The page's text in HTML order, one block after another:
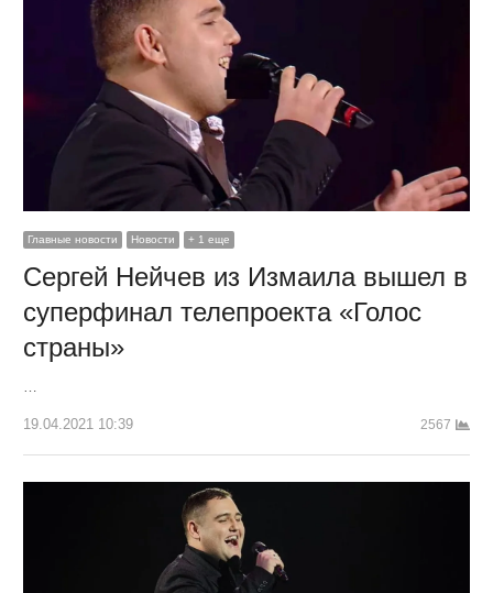
Главные новости Новости + 1 еще
Сергей Нейчев из Измаила вышел в
суперфинал телепроекта «Голос
страны»
19.04.2021 10:39 2567